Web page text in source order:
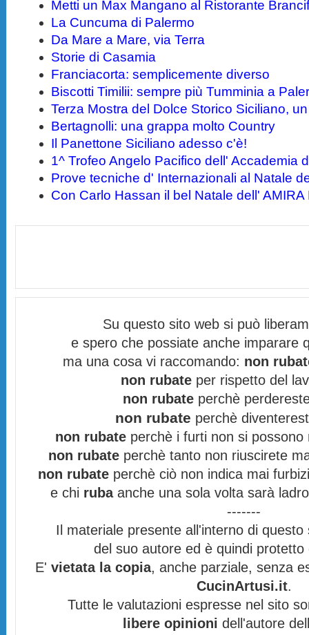
Metti un Max Mangano al Ristorante
La Cuncuma di Palermo
Da Mare a Mare, via Terra
Storie di Casamia
Franciacorta: semplicemente diverso
Biscotti Timilii: sempre più Tumminia a
Terza Mostra del Dolce Storico Siciliano,
Bertagnolli: una grappa molto Country
Il Panettone Siciliano adesso c'è!
1^ Trofeo Angelo Pacifico dell' Accademia
Prove tecniche d' Internazionali al Natale
Con Carlo Hassan il bel Natale dell' AMIRA
Su questo sito web si può
e spero che possiate anche imparare
ma una cosa vi raccomando: non
non rubate per rispetto del
non rubate perchè
non rubate perchè
non rubate perchè i furti non si
non rubate perchè tanto non riuscirete
non rubate perchè ciò non indica mai
e chi rubaanche una sola volta sarà
-------
Il materiale presente all'interno di
del suo autore ed è quindi
E' vietata la copia, anche parziale, senza
CucinArtusi.it.
Tutte le valutazioni espresse nel sito
libere opinioni dell'autore